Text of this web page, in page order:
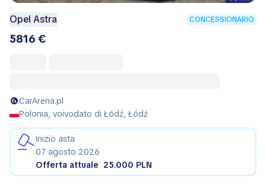
Opel Astra CONCESSIONARIO
5816 €
CarArena.pl
Polonia, voivodato di Łódź, Łódź
Inizio asta
07 agosto 2026
Offerta attuale 25.000 PLN